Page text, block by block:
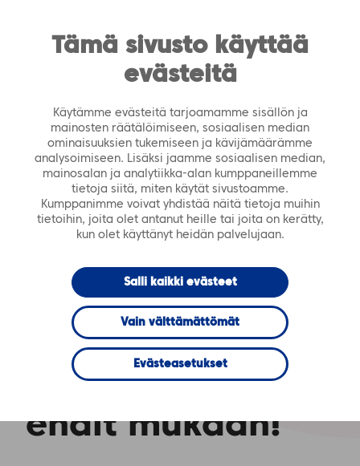
Tämä sivusto käyttää
evästeitä
Käytämme evästeitä tarjoamamme sisällön ja
mainosten räätälöimiseen, sosiaalisen median
ominaisuuksien tukemiseen ja kävijämäärämme
analysoimiseen. Lisäksi jaamme sosiaalisen median,
mainosalan ja analytiikka-alan kumppaneillemme
tietoja siitä, miten käytät sivustoamme.
Kumppanimme voivat yhdistää näitä tietoja muihin
tietoihin, joita olet antanut heille tai joita on kerätty,
kun olet käyttänyt heidän palvelujaan.
Salli kaikki evästeet
Vain välttämättömät
Evästeasetukset
https://tiera.fi/name FI SV
toteutat maakuntasi tukipalvelut -seminaari 30.8.2017 –
Vielä ehdit mukaan!
TAPAHTUMA
Näin toteutat
maakuntasi
tukipalvelut -
seminaari
30.8.2017 – Vielä
ehdit mukaan!